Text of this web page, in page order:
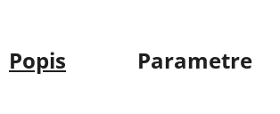
Popis Parametre